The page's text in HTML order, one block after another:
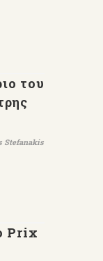
του
Stefanakis
Prix